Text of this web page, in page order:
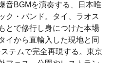
音BGMを演奏する、日本唯
ク・バンド。タイ、ラオス
とで修行し身につけた本場
イから直輸入した現地と同
テムで完全再現する。東京